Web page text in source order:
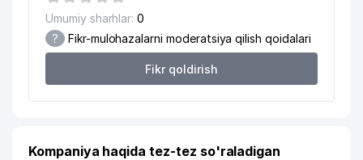
Umumiy sharhlar: 0
? Fikr-mulohazalarni moderatsiya qilish qoidalari
Fikr qoldirish
Kompaniya haqida tez-tez so'raladigan